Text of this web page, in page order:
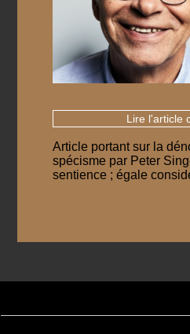
Lire l'article
Article portant sur la
spécisme par Peter
sentience ; égale